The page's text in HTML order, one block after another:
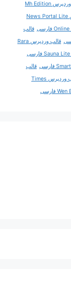
قالب وردپرس Mh Edition
قالب وردپرس News Portal Lite
قالب
قالب وردپرس Rara
قالب
قالب وردپرس Times